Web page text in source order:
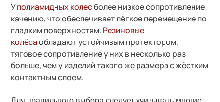
Уполиамидных колесболее низкое сопротивление
качению, что обеспечивает лёгкое перемещение по
гладким поверхностям. Резиновые
колёсаобладают устойчивым протектором,
тяговое сопротивление у них в несколько раз
больше, чем у изделий такого же размера с жёстким
контактным слоем.
Для правильного выбора следует учитывать многие